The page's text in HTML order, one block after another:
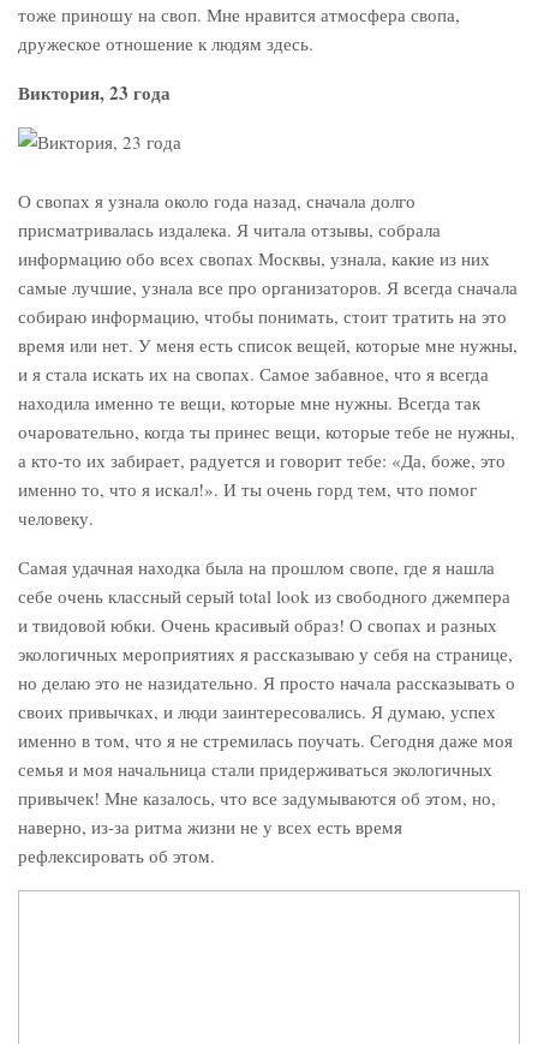
тоже приношу на своп. Мне нравится атмосфера свопа,
дружеское отношение к людям здесь.
Виктория, 23 года
О свопах я узнала около года назад, сначала долго
присматривалась издалека. Я читала отзывы, собрала
информацию обо всех свопах Москвы, узнала, какие из них
самые лучшие, узнала все про организаторов. Я всегда сначала
собираю информацию, чтобы понимать, стоит тратить на это
время или нет. У меня есть список вещей, которые мне нужны,
и я стала искать их на свопах. Самое забавное, что я всегда
находила именно те вещи, которые мне нужны. Всегда так
очаровательно, когда ты принес вещи, которые тебе не нужны,
а кто-то их забирает, радуется и говорит тебе: «Да, боже, это
именно то, что я искал!». И ты очень горд тем, что помог
человеку.
Самая удачная находка была на прошлом свопе, где я нашла
себе очень классный серый total look из свободного джемпера
и твидовой юбки. Очень красивый образ! О свопах и разных
экологичных мероприятиях я рассказываю у себя на странице,
но делаю это не назидательно. Я просто начала рассказывать о
своих привычках, и люди заинтересовались. Я думаю, успех
именно в том, что я не стремилась поучать. Сегодня даже моя
семья и моя начальница стали придерживаться экологичных
привычек! Мне казалось, что все задумываются об этом, но,
наверно, из-за ритма жизни не у всех есть время
рефлексировать об этом.